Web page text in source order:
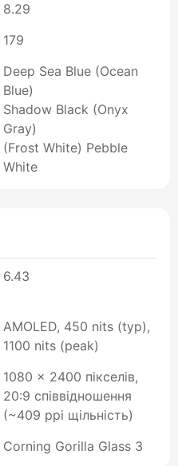
8.29
179
Deep Sea Blue (Ocean
Blue)
Shadow Black (Onyx
Gray)
(Frost White) Pebble
White
6.43
AMOLED, 450 nits (typ),
1100 nits (peak)
1080 x 2400 пікселів,
20:9 співвідношення
(~409 ppi щільність)
Corning Gorilla Glass 3